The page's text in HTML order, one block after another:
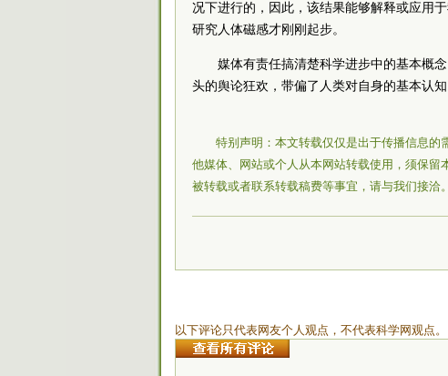
况下进行的，因此，该结果能够解释或应用
研究人体磁感才刚刚起步。
媒体有责任搞清楚科学进步中的基本概
头的舆论狂欢，带偏了人类对自身的基本认知
特别声明：本文转载仅仅是出于传播信息
他媒体、网站或个人从本网站转载使用，须保留
被转载或者联系转载稿费等事宜，请与我们接洽。
以下评论只代表网友个人观点，不代表科学网观点。